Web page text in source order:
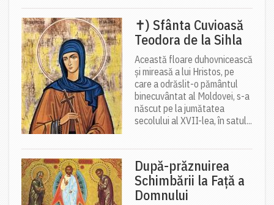
✝) Sfânta Cuvioasă
Teodora de la Sihla
Această floare duhovnicească
și mireasă a lui Hristos, pe
care a odrăslit-o pământul
binecuvântat al Moldovei, s-a
născut pe la jumătatea
secolului al XVII-lea, în satul...
După-prăznuirea
Schimbării la Față a
Domnului